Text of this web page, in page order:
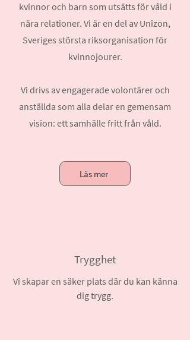
kvinnor och barn som utsätts för våld i
nära relationer. Vi är en del av Unizon,
Sveriges största riksorganisation för
kvinnojourer.
Vi drivs av engagerade volontärer och
anställda som alla delar en gemensam
vision: ett samhälle fritt från våld.
Läs mer
Trygghet
Vi skapar en säker plats där du kan känna
dig trygg.